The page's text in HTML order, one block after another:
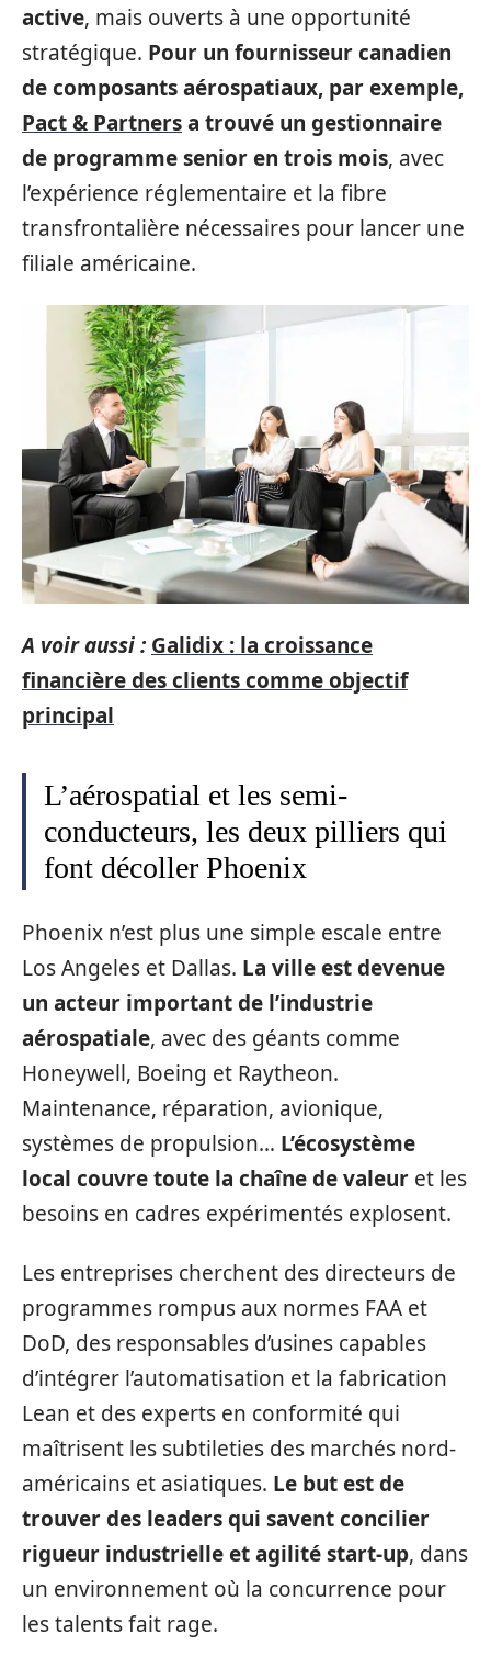
active, mais ouverts à une opportunité
stratégique. Pour un fournisseur canadien
de composants aérospatiaux, par exemple,
Pact & Partnersa trouvé un gestionnaire
de programme senior en trois mois, avec
l’expérience réglementaire et la fibre
transfrontalière nécessaires pour lancer une
filiale américaine.
A voir aussi : Galidix : la croissance
financière des clients comme objectif
principal
L’aérospatial et les semi-
conducteurs, les deux pilliers qui
font décoller Phoenix
Phoenix n’est plus une simple escale entre
Los Angeles et Dallas. La ville est devenue
un acteur important de l’industrie
aérospatiale, avec des géants comme
Honeywell, Boeing et Raytheon.
Maintenance, réparation, avionique,
systèmes de propulsion… L’écosystème
local couvre toute la chaîne de valeur et les
besoins en cadres expérimentés explosent.
Les entreprises cherchent des directeurs de
programmes rompus aux normes FAA et
DoD, des responsables d’usines capables
d’intégrer l’automatisation et la fabrication
Lean et des experts en conformité qui
maîtrisent les subtileties des marchés nord-
américains et asiatiques. Le but est de
trouver des leaders qui savent concilier
rigueur industrielle et agilité start-up, dans
un environnement où la concurrence pour
les talents fait rage.